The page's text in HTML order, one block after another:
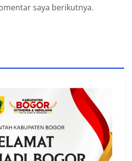
saya berikutnya.